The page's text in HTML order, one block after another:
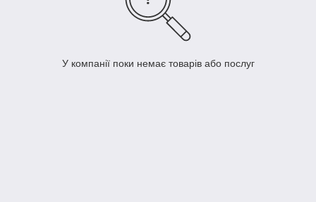
У компанії поки немає товарів або послуг